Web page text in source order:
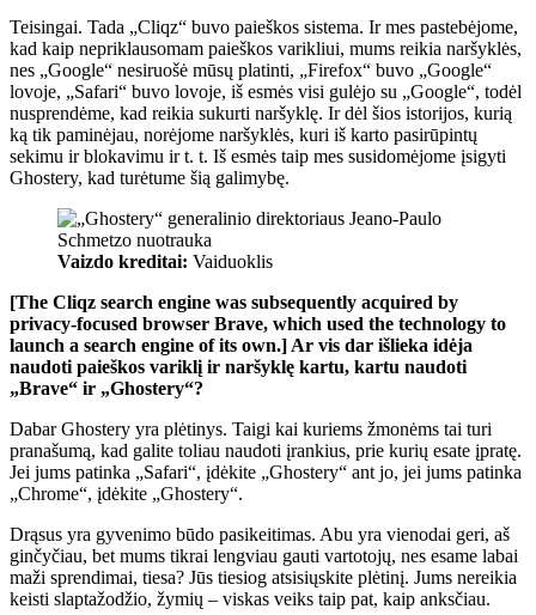
Teisingai. Tada „Cliqz“ buvo paieškos sistema. Ir mes pastebėjome,
kad kaip nepriklausomam paieškos varikliui, mums reikia naršyklės,
nes „Google“ nesiruošė mūsų platinti, „Firefox“ buvo „Google“
lovoje, „Safari“ buvo lovoje, iš esmės visi gulėjo su „Google“, todėl
nusprendėme, kad reikia sukurti naršyklę. Ir dėl šios istorijos, kurią
ką tik paminėjau, norėjome naršyklės, kuri iš karto pasirūpintų
sekimu ir blokavimu ir t. t. Iš esmės taip mes susidomėjome įsigyti
Ghostery, kad turėtume šią galimybę.
Vaizdo kreditai: Vaiduoklis
[The Cliqz search engine was subsequently acquired by
privacy-focused browser Brave, which used the technology to
launch a search engine of its own.] Ar vis dar išlieka idėja
naudoti paieškos variklį ir naršyklę kartu, kartu naudoti
„Brave“ ir „Ghostery“?
Dabar Ghostery yra plėtinys. Taigi kai kuriems žmonėms tai turi
pranašumą, kad galite toliau naudoti įrankius, prie kurių esate įpratę.
Jei jums patinka „Safari“, įdėkite „Ghostery“ ant jo, jei jums patinka
„Chrome“, įdėkite „Ghostery“.
Drąsus yra gyvenimo būdo pasikeitimas. Abu yra vienodai geri, aš
ginčyčiau, bet mums tikrai lengviau gauti vartotojų, nes esame labai
maži sprendimai, tiesa? Jūs tiesiog atsisiųskite plėtinį. Jums nereikia
keisti slaptažodžio, žymių – viskas veiks taip pat, kaip anksčiau.